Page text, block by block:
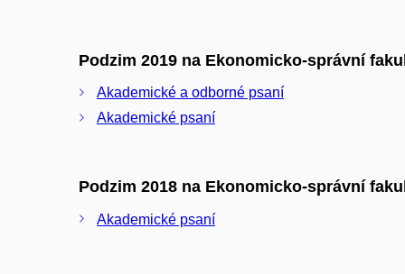
Podzim 2019 na Ekonomicko-správní
Akademické a odborné psaní
Akademické psaní
Podzim 2018 na Ekonomicko-správní
Akademické psaní